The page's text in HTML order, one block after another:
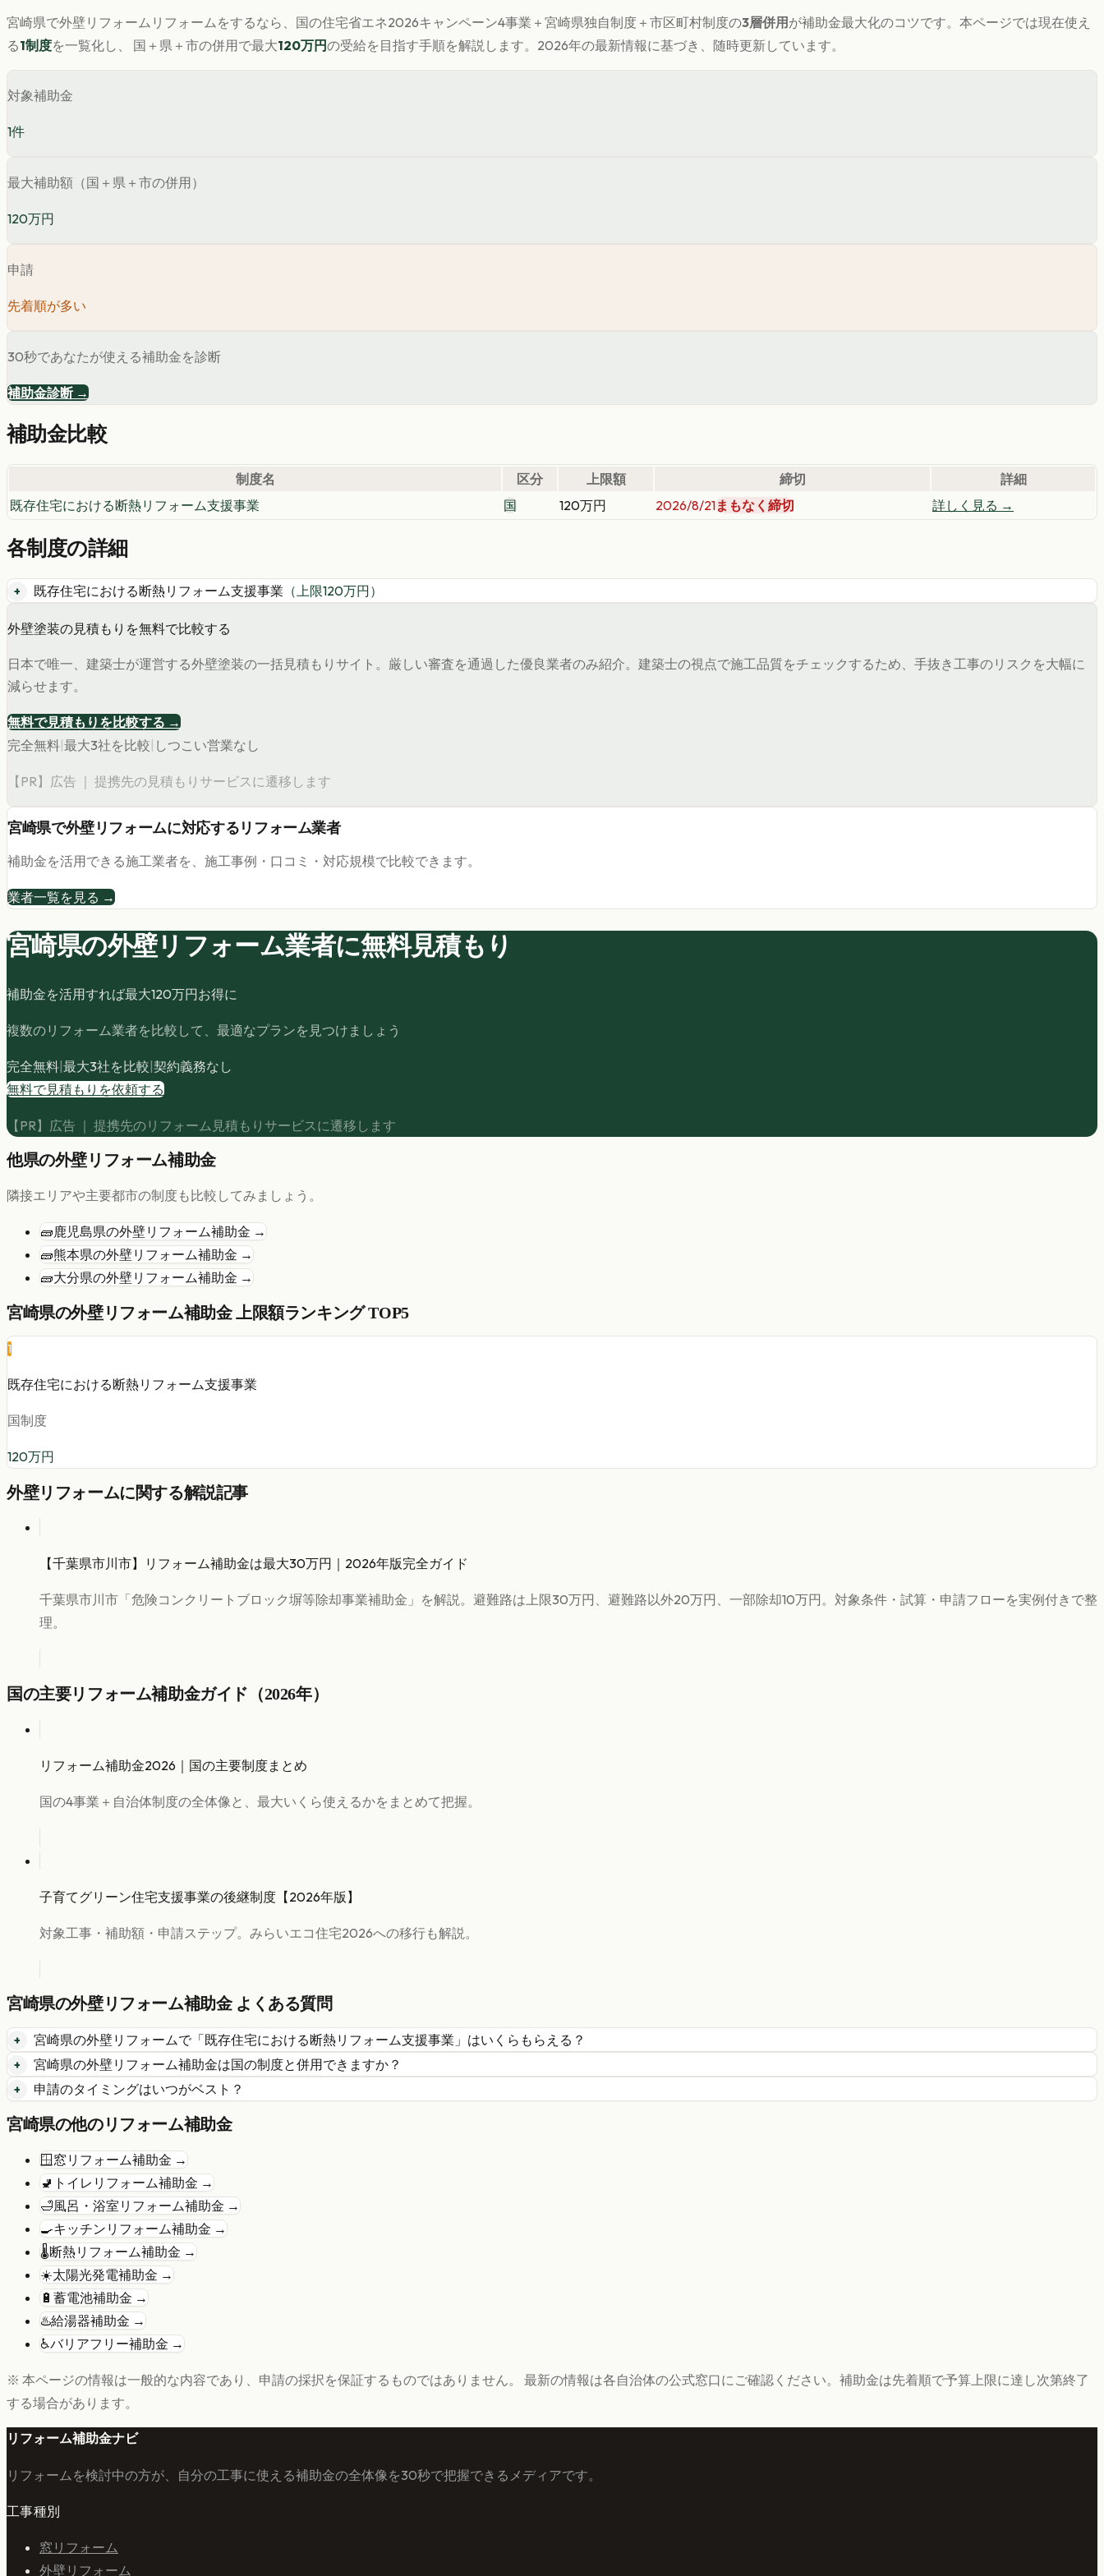
宮崎県で外壁リフォーム リフォームをするなら、国の住宅省エネ2026キャンペーン4事業＋ 宮崎県独自制度＋市区町村制度の3層併用 が補助金最大化のコツです。 本ページでは現在使え
る1制度を一覧化し、 国＋県＋市の併用で最大120万円の受給を目指す手順を解説します。 2026年の最新情報に基づき、随時更新しています。
対象補助金
1件
最大補助額（国＋県＋市の併用）
120万円
申請
先着順が多い
30秒であなたが使える補助金を診断
補助金診断 →
補助金比較
制度名 区分 上限額 締切
詳細
既存住宅における断熱リフォーム支援事業
国 120万円 2026/8/21まもなく締切 詳しく見る →
各制度の詳細
既存住宅における断熱リフォーム支援事業 （上限120万円）
外壁塗装の見積もりを無料で比較する
日本で唯一、建築士が運営する外壁塗装の一括見積もりサイト。厳しい審査を通過した優良業者のみ紹介。建築士の視点で施工品質をチェックするため、手抜き工事のリスクを大幅に
減らせます。
無料で見積もりを比較する →
完全無料 最大3社を比較 しつこい営業なし
【PR】広告 ｜ 提携先の見積もりサービスに遷移します
宮崎県で外壁リフォームに対応するリフォーム業者
補助金を活用できる施工業者を、施工事例・口コミ・対応規模で比較できます。
業者一覧を見る →
宮崎県の外壁リフォーム業者に無料見積もり
補助金を活用すれば最大120万円お得に
複数のリフォーム業者を比較して、最適なプランを見つけましょう
完全無料|最大3社を比較|契約義務なし
無料で見積もりを依頼する
【PR】広告 ｜ 提携先のリフォーム見積もりサービスに遷移します
他県の外壁リフォーム補助金
隣接エリアや主要都市の制度も比較してみましょう。
🧱鹿児島県の外壁リフォーム補助金 →
🧱熊本県の外壁リフォーム補助金 →
🧱大分県の外壁リフォーム補助金 →
宮崎県の外壁リフォーム補助金 上限額ランキング TOP5
1
既存住宅における断熱リフォーム支援事業
国制度
120万円
外壁リフォームに関する解説記事
【千葉県市川市】リフォーム補助金は最大30万円｜2026年版完全ガイド
千葉県市川市「危険コンクリートブロック塀等除却事業補助金」を解説。避難路は上限30万円、避難路以外20万円、一部除却10万円。対象条件・試算・申請フローを実例付きで整
理。
国の主要リフォーム補助金ガイド（2026年）
リフォーム補助金2026｜国の主要制度まとめ
国の4事業＋自治体制度の全体像と、最大いくら使えるかをまとめて把握。
子育てグリーン住宅支援事業の後継制度【2026年版】
対象工事・補助額・申請ステップ。みらいエコ住宅2026への移行も解説。
宮崎県の外壁リフォーム補助金 よくある質問
宮崎県の外壁リフォームで「既存住宅における断熱リフォーム支援事業 」はいくらもらえる？
宮崎県の外壁リフォーム補助金は国の制度と併用できますか？
申請のタイミングはいつがベスト？
宮崎県の他のリフォーム補助金
🪟 窓リフォーム補助金 →
🚽 トイレリフォーム補助金 →
🛁風呂・浴室リフォーム補助金 →
🍳キッチンリフォーム補助金 →
🌡️断熱リフォーム補助金 →
☀️太陽光発電補助金 →
🔋 蓄電池補助金 →
♨️給湯器補助金 →
♿バリアフリー補助金 →
※ 本ページの情報は一般的な内容であり、申請の採択を保証するものではありません。 最新の情報は各自治体の公式窓口にご確認ください。補助金は先着順で予算上限に達し次第終了
する場合があります。
リフォーム補助金ナビ
リフォームを検討中の方が、自分の工事に使える補助金の全体像を30秒で把握できるメディアです。
工事種別
窓リフォーム
外壁リフォーム